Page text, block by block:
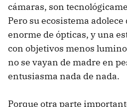
cámaras, son
Pero su ecosistema
enorme de ópticas, y una
con objetivos menos
no se vayan de madre en
entusiasma nada de nada.
Porque otra parte